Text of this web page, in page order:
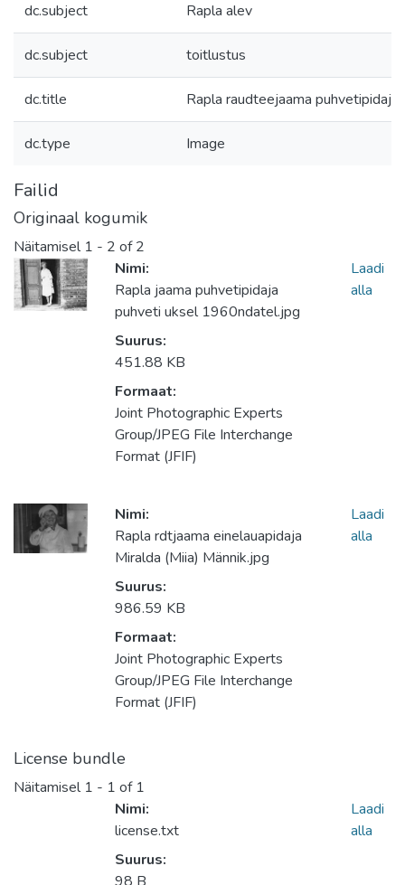
dc.subject Rapla alev
dc.subject toitlustus
dc.title Rapla raudteejaama puhvetipidaja
dc.type Image
Failid
Originaal kogumik
Näitamisel 1 - 2 of 2
Nimi:
Rapla jaama puhvetipidaja
puhveti uksel 1960ndatel.jpg
Suurus:
451.88 KB
Formaat:
Joint Photographic Experts
Group/JPEG File Interchange
Format (JFIF)
Laadi
alla
Nimi:
Rapla rdtjaama einelauapidaja
Miralda (Miia) Männik.jpg
Suurus:
986.59 KB
Formaat:
Joint Photographic Experts
Group/JPEG File Interchange
Format (JFIF)
Laadi
alla
License bundle
Näitamisel 1 - 1 of 1
Nimi:
license.txt
Suurus:
Laadi
alla